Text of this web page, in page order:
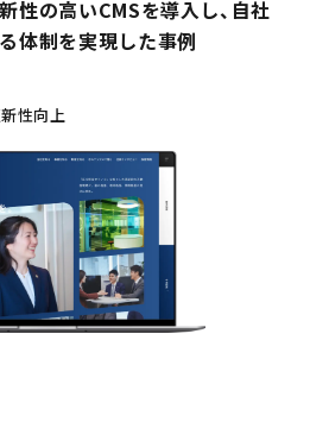
性の高いCMSを導入し、自社
体制を実現した事例
性向上